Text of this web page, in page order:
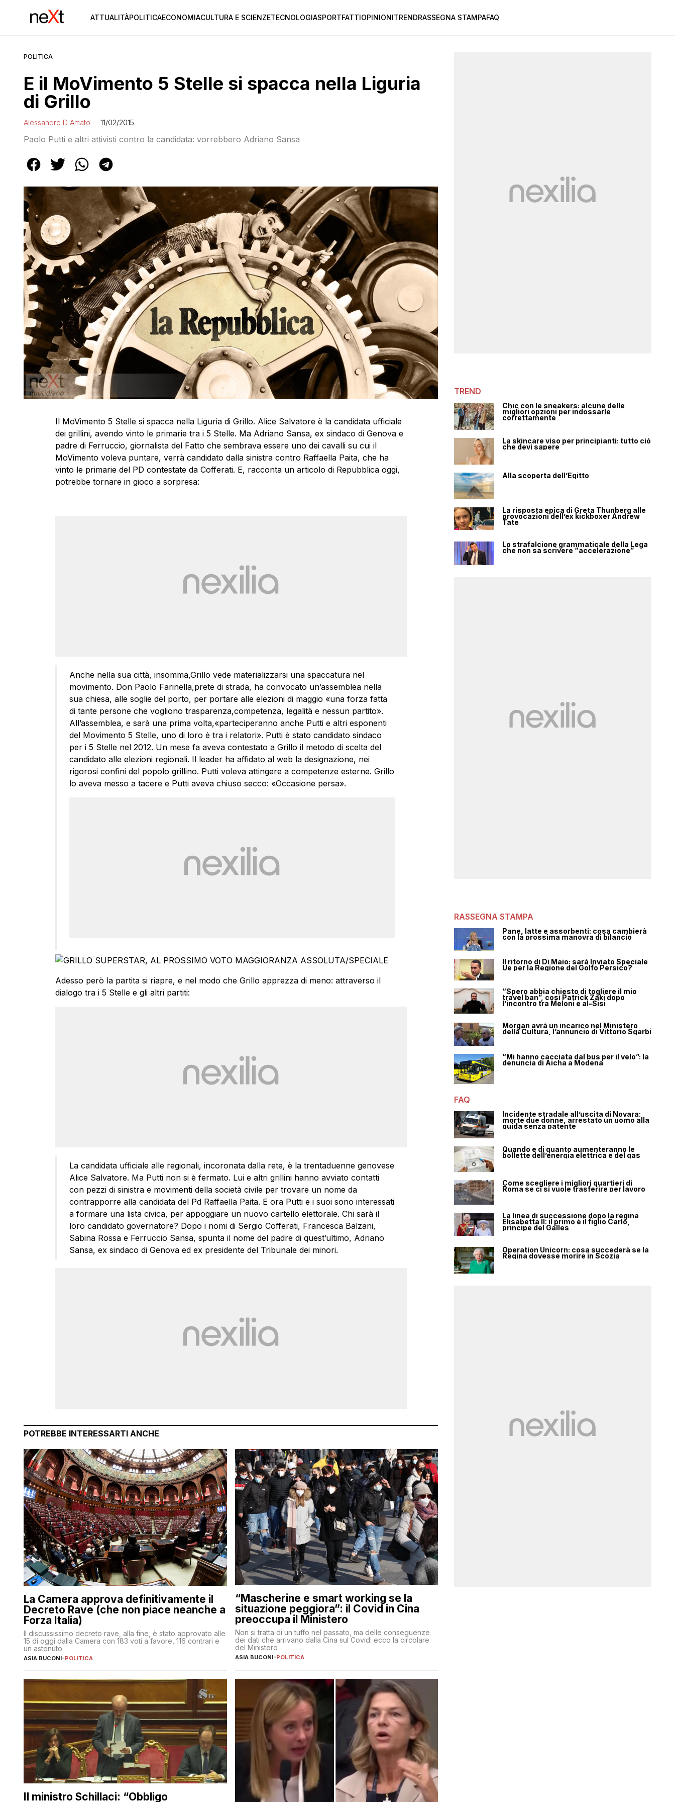
ATTUALITÀPOLITICAECONOMIACULTURA E SCIENZETECNOLOGIASPORTFATTIOPINIONITRENDRASSEGNA STAMPAFAQ
POLITICA
E il MoVimento 5 Stelle si spacca nella Liguria
di Grillo
Alessandro D'Amato 11/02/2015
Paolo Putti e altri attivisti contro la candidata: vorrebbero Adriano Sansa
Il MoVimento 5 Stelle si spacca nella Liguria di Grillo. Alice Salvatore è la candidata ufficiale
dei grillini, avendo vinto le primarie tra i 5 Stelle. Ma Adriano Sansa, ex sindaco di Genova e
padre di Ferruccio, giornalista del Fatto che sembrava essere uno dei cavalli su cui il
MoVimento voleva puntare, verrà candidato dalla sinistra contro Raffaella Paita, che ha
vinto le primarie del PD contestate da Cofferati. E, racconta un articolo di Repubblica oggi,
potrebbe tornare in gioco a sorpresa:
Anche nella sua città, insomma,Grillo vede materializzarsi una spaccatura nel
movimento. Don Paolo Farinella,prete di strada, ha convocato un’assemblea nella
sua chiesa, alle soglie del porto, per portare alle elezioni di maggio «una forza fatta
di tante persone che vogliono trasparenza,competenza, legalità e nessun partito».
All’assemblea, e sarà una prima volta,«parteciperanno anche Putti e altri esponenti
del Movimento 5 Stelle, uno di loro è tra i relatori». Putti è stato candidato sindaco
per i 5 Stelle nel 2012. Un mese fa aveva contestato a Grillo il metodo di scelta del
candidato alle elezioni regionali. Il leader ha affidato al web la designazione, nei
rigorosi confini del popolo grillino. Putti voleva attingere a competenze esterne. Grillo
lo aveva messo a tacere e Putti aveva chiuso secco: «Occasione persa».
Adesso però la partita si riapre, e nel modo che Grillo apprezza di meno: attraverso il
dialogo tra i 5 Stelle e gli altri partiti:
La candidata ufficiale alle regionali, incoronata dalla rete, è la trentaduenne genovese
Alice Salvatore. Ma Putti non si è fermato. Lui e altri grillini hanno avviato contatti
con pezzi di sinistra e movimenti della società civile per trovare un nome da
contrapporre alla candidata del Pd Raffaella Paita. E ora Putti e i suoi sono interessati
a formare una lista civica, per appoggiare un nuovo cartello elettorale. Chi sarà il
loro candidato governatore? Dopo i nomi di Sergio Cofferati, Francesca Balzani,
Sabina Rossa e Ferruccio Sansa, spunta il nome del padre di quest’ultimo, Adriano
Sansa, ex sindaco di Genova ed ex presidente del Tribunale dei minori.
POTREBBE INTERESSARTI ANCHE
La Camera approva definitivamente il
Decreto Rave (che non piace neanche a
Forza Italia)
Il discussissimo decreto rave, alla fine, è stato approvato alle
15 di oggi dalla Camera con 183 voti a favore, 116 contrari e
un astenuto
ASIA BUCONI-POLITICA
“Mascherine e smart working se la
situazione peggiora”: il Covid in Cina
preoccupa il Ministero
Non si tratta di un tuffo nel passato, ma delle conseguenze
dei dati che arrivano dalla Cina sul Covid: ecco la circolare
del Ministero
ASIA BUCONI-POLITICA
Il ministro Schillaci: “Obbligo
TREND
Chic con le sneakers: alcune delle
migliori opzioni per indossarle
correttamente
La skincare viso per principianti: tutto ciò
che devi sapere
Alla scoperta dell’Egitto
La risposta epica di Greta Thunberg alle
provocazioni dell’ex kickboxer Andrew
Tate
Lo strafalcione grammaticale della Lega
che non sa scrivere “accelerazione”
RASSEGNA STAMPA
Pane, latte e assorbenti: cosa cambierà
con la prossima manovra di bilancio
Il ritorno di Di Maio: sarà Inviato Speciale
Ue per la Regione del Golfo Persico?
“Spero abbia chiesto di togliere il mio
travel ban”, così Patrick Zaki dopo
l’incontro tra Meloni e al-Sisi
Morgan avrà un incarico nel Ministero
della Cultura, l’annuncio di Vittorio Sgarbi
“Mi hanno cacciata dal bus per il velo”: la
denuncia di Aicha a Modena
FAQ
Incidente stradale all’uscita di Novara:
morte due donne, arrestato un uomo alla
guida senza patente
Quando e di quanto aumenteranno le
bollette dell’energia elettrica e del gas
Come scegliere i migliori quartieri di
Roma se ci si vuole trasferire per lavoro
La linea di successione dopo la regina
Elisabetta II: il primo è il figlio Carlo,
principe del Galles
Operation Unicorn: cosa succederà se la
Regina dovesse morire in Scozia